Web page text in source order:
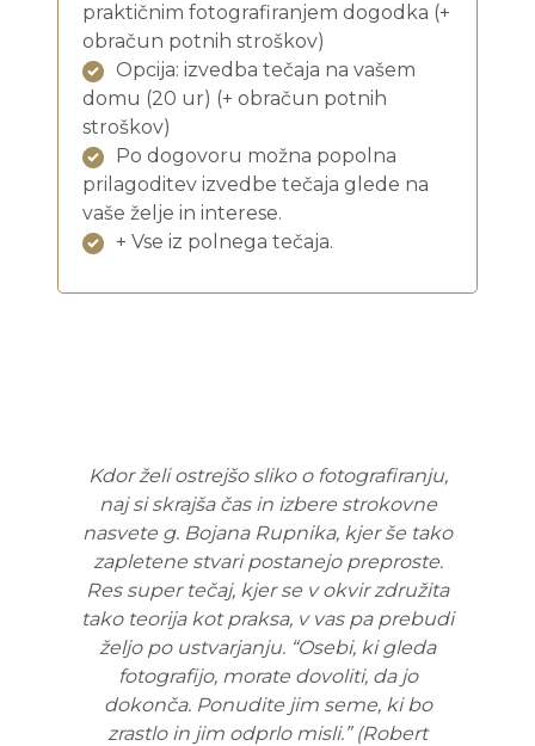
praktičnim fotografiranjem dogodka (+
obračun potnih stroškov)
Opcija: izvedba tečaja na vašem
domu (20 ur) (+ obračun potnih
stroškov)
Po dogovoru možna popolna
prilagoditev izvedbe tečaja glede na
vaše želje in interese.
+ Vse iz polnega tečaja.
Kdor želi ostrejšo sliko o fotografiranju,
naj si skrajša čas in izbere strokovne
nasvete g. Bojana Rupnika, kjer še tako
zapletene stvari postanejo preproste.
Res super tečaj, kjer se v okvir združita
tako teorija kot praksa, v vas pa prebudi
željo po ustvarjanju. “Osebi, ki gleda
fotografijo, morate dovoliti, da jo
dokonča. Ponudite jim seme, ki bo
zrastlo in jim odprlo misli.” (Robert